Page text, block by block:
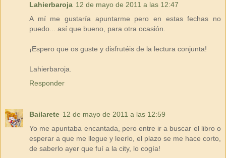
Lahierbaroja 12 de mayo de 2011 a las 12:47
A mí me gustaría apuntarme pero en estas fechas no
puedo... así que bueno, para otra ocasión.
¡Espero que os guste y disfrutéis de la lectura conjunta!
Lahierbaroja.
Responder
Bailarete 12 de mayo de 2011 a las 12:59
Yo me apuntaba encantada, pero entre ir a buscar el libro o
esperar a que me llegue y leerlo, el plazo se me hace corto,
de saberlo ayer que fuí a la city, lo cogía!